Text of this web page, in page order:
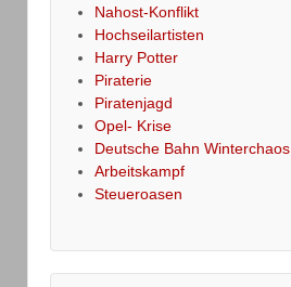
Nahost-Konflikt
Hochseilartisten
Harry Potter
Piraterie
Piratenjagd
Opel- Krise
Deutsche Bahn Winterchaos
Arbeitskampf
Steueroasen